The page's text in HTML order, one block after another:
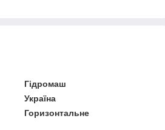
Гідромаш
Україна
Горизонтальне